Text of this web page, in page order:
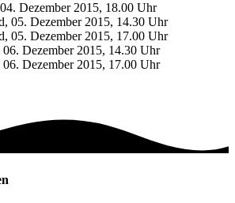
4. Dezember 201 5, 18.00 Uhr
05. Dezember 201 5, 14.30 Uhr
05. Dezember 201 5, 17.00 Uhr
06. Dezember 201 5, 14.30 Uhr
06. Dezember 201 5, 17.00 Uhr